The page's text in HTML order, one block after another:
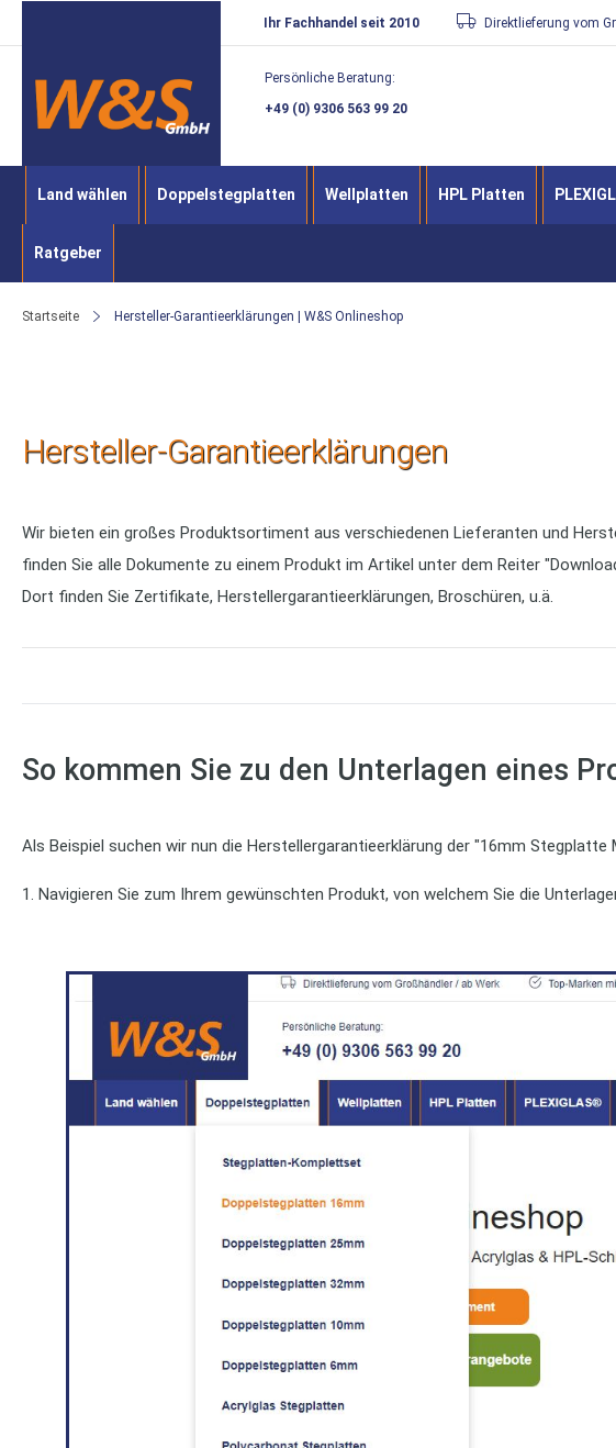
Direkt
zum
Inhalt
Ihr Fachhandel seit 2010 Direktlieferung vom
Persönliche Beratung:
+49 (0) 9306 563 99 20
Land wählen Doppelstegplatten Wellplatten HPL Platten
Ratgeber
Startseite Hersteller-Garantieerklärungen | W&S Onlineshop
Hersteller-Garantieerklärungen
Wir bieten ein großes Produktsortiment aus verschiedenen Lieferanten und
finden Sie alle Dokumente zu einem Produkt im Artikel unter dem Reiter
Dort finden Sie Zertifikate, Herstellergarantieerklärungen, Broschüren, u.ä.
So kommen Sie zu den Unterlagen eines
Als Beispiel suchen wir nun die Herstellergarantieerklärung der "16mm Stegplatte
1. Navigieren Sie zum Ihrem gewünschten Produkt, von welchem Sie die